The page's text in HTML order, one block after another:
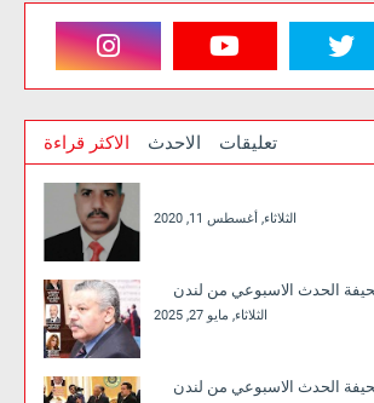
الاكثر قراءة الاحدث تعليقات
الثلاثاء, أغسطس 11, 2020
الثلاثاء, مايو 27, 2025